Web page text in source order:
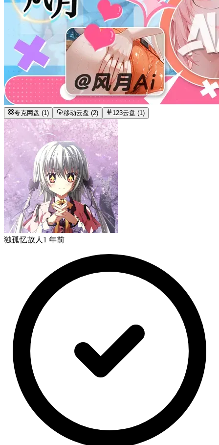
夸克网盘 (1) 移动云盘 (2) 123云盘 (1)
独孤忆故人 1 年前